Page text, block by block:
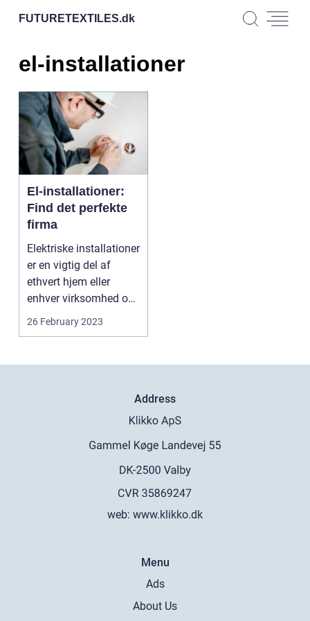
FUTURETEXTILES.dk
el-installationer
El-installationer:
Find det perfekte
firma
Elektriske installationer
er en vigtig del af
ethvert hjem eller
enhver virksomhed og
kræver en prof...
26 February 2023
Address
web: www.klikko.dk
Menu
Ads
About Us